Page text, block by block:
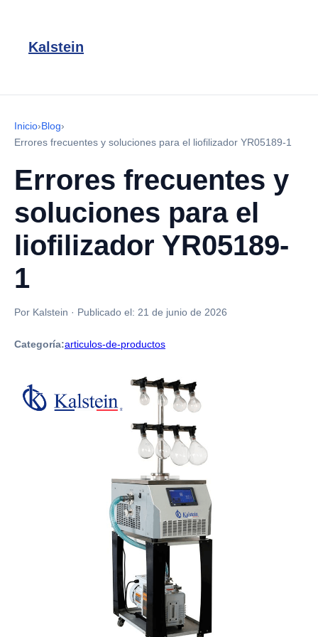
Kalstein
Inicio›Blog›
Errores frecuentes y soluciones para el liofilizador YR05189-1
Errores frecuentes y
soluciones para el
liofilizador YR05189-
1
Por Kalstein · Publicado el: 21 de junio de 2026
Categoría:articulos-de-productos